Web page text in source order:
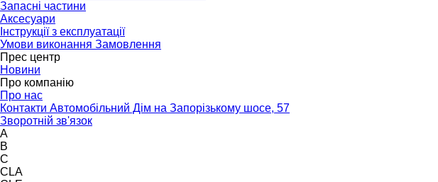
Запасні частини
Аксесуари
Інструкції з експлуатації
Умови виконання Замовлення
Прес центр
Новини
Про компанію
Про нас
Контакти Автомобільний Дім на Запорізькому шосе, 57
Зворотній зв'язок
A
B
C
CLA